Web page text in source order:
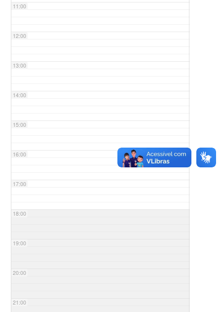
11:00
12:00
13:00
14:00
15:00
16:00
17:00
18:00
19:00
20:00
21:00